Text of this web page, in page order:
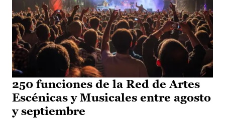
250 funciones de la Red de Artes
Escénicas y Musicales entre agosto
y septiembre